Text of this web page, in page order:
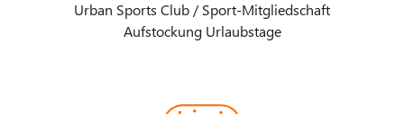
Urban Sports Club / Sport-Mitgliedschaft
Aufstockung Urlaubstage